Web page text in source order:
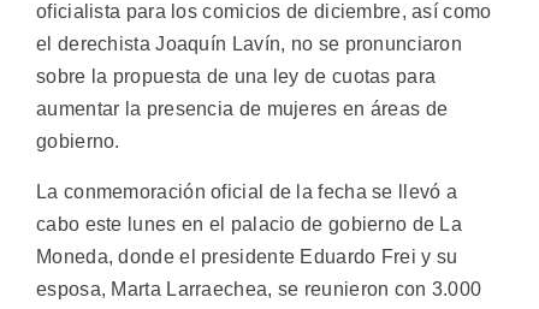
oficialista para los comicios de diciembre, así como
el derechista Joaquín Lavín, no se pronunciaron
sobre la propuesta de una ley de cuotas para
aumentar la presencia de mujeres en áreas de
gobierno.
La conmemoración oficial de la fecha se llevó a
cabo este lunes en el palacio de gobierno de La
Moneda, donde el presidente Eduardo Frei y su
esposa, Marta Larraechea, se reunieron con 3.000